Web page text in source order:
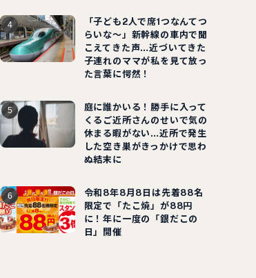
「子ども2人で席1つなんてつ
らいな～」新幹線の車内で聞
こえてきた声…近づいてきた
子連れのママが私を見て放っ
た言葉に愕然！
庭に誰かいる！勝手に入って
くるご近所さんのせいで気の
休まる暇がない…近所で発生
した空き巣がきっかけで思わ
ぬ結末に
令和8年8月8日は先着88名
限定で「たこ焼」が88円
に！年に一度の「銀だこの
日」開催